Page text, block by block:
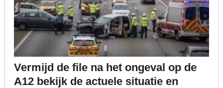
Vermijd de file na het ongeval op de
A12 bekijk de actuele situatie en